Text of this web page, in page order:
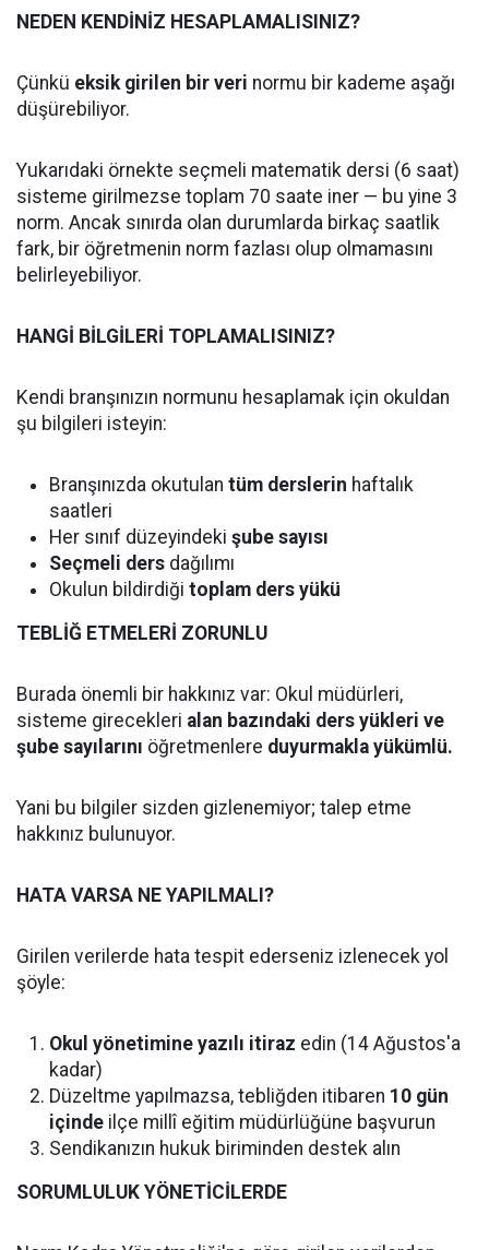
NEDEN KENDİNİZ HESAPLAMALISINIZ?
Çünkü eksik girilen bir veri normu bir kademe aşağı
düşürebiliyor.
Yukarıdaki örnekte seçmeli matematik dersi (6 saat)
sisteme girilmezse toplam 70 saate iner — bu yine 3
norm. Ancak sınırda olan durumlarda birkaç saatlik
fark, bir öğretmenin norm fazlası olup olmamasını
belirleyebiliyor.
HANGİ BİLGİLERİ TOPLAMALISINIZ?
Kendi branşınızın normunu hesaplamak için okuldan
şu bilgileri isteyin:
Branşınızda okutulan tüm derslerin haftalık
saatleri
Her sınıf düzeyindeki şube sayısı
Seçmeli ders dağılımı
Okulun bildirdiği toplam ders yükü
TEBLİĞ ETMELERİ ZORUNLU
Burada önemli bir hakkınız var: Okul müdürleri,
sisteme girecekleri alan bazındaki ders yükleri ve
şube sayılarını öğretmenlere duyurmakla yükümlü.
Yani bu bilgiler sizden gizlenemiyor; talep etme
hakkınız bulunuyor.
HATA VARSA NE YAPILMALI?
Girilen verilerde hata tespit ederseniz izlenecek yol
şöyle:
Okul yönetimine yazılı itiraz edin (14 Ağustos'a
kadar)
Düzeltme yapılmazsa, tebliğden itibaren 10 gün
içinde ilçe millî eğitim müdürlüğüne başvurun
Sendikanızın hukuk biriminden destek alın
SORUMLULUK YÖNETİCİLERDE